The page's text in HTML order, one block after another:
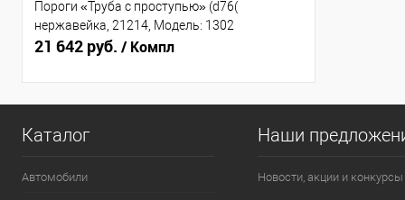
Пороги «Труба с проступью» (d76(
нержавейка, 21214, Модель: 1302
21 642 руб. / Компл
Каталог
Автомобили
Наши
Новости, акции и конкурсы